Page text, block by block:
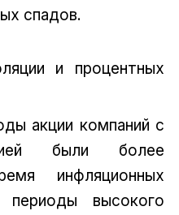
спадов.
и процентных
акции компаний с
были более
инфляционных
высокого